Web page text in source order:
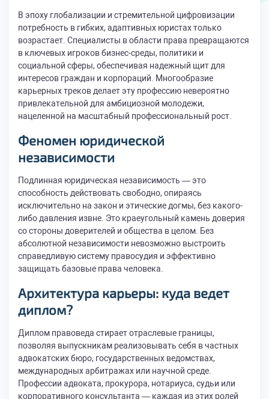
В эпоху глобализации и стремительной цифровизации
потребность в гибких, адаптивных юристах только
возрастает. Специалисты в области права превращаются
в ключевых игроков бизнес-среды, политики и
социальной сферы, обеспечивая надежный щит для
интересов граждан и корпораций. Многообразие
карьерных треков делает эту профессию невероятно
привлекательной для амбициозной молодежи,
нацеленной на масштабный профессиональный рост.
Феномен юридической
независимости
Подлинная юридическая независимость — это
способность действовать свободно, опираясь
исключительно на закон и этические догмы, без какого-
либо давления извне. Это краеугольный камень доверия
со стороны доверителей и общества в целом. Без
абсолютной независимости невозможно выстроить
справедливую систему правосудия и эффективно
защищать базовые права человека.
Архитектура карьеры: куда ведет
диплом?
Диплом правоведа стирает отраслевые границы,
позволяя выпускникам реализовывать себя в частных
адвокатских бюро, государственных ведомствах,
международных арбитражах или научной среде.
Профессии адвоката, прокурора, нотариуса, судьи или
корпоративного консультанта — каждая из этих ролей